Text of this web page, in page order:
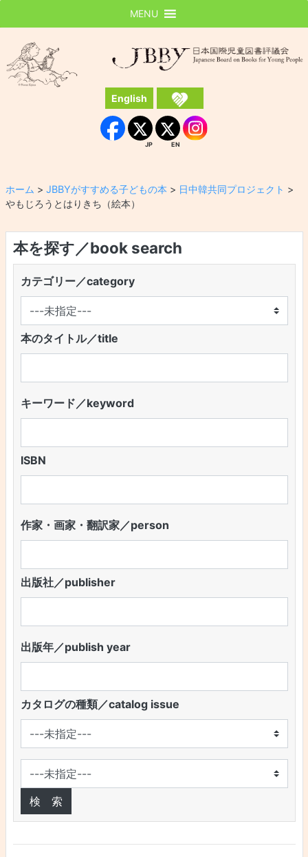
JBBY
English
Facebook
JP
JP
EN
EN Instagram
MENU
ホーム > JBBYがすすめる子どもの本 > 日中韓共同プロジェクト >
やもじろうとはりきち（絵本）
本を探す／book search
カテゴリー／category
本のタイトル／title
キーワード／keyword
ISBN
作家・画家・翻訳家／person
出版社／publisher
出版年／publish year
カタログの種類／catalog issue